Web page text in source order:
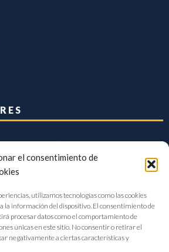
el consentimiento de
utilizamos tecnologías como las cookies
la información del dispositivo. El consentimiento de
procesar datos como el comportamiento de
únicas en este sitio. No consentir o retirar el
negativamente a ciertas características y